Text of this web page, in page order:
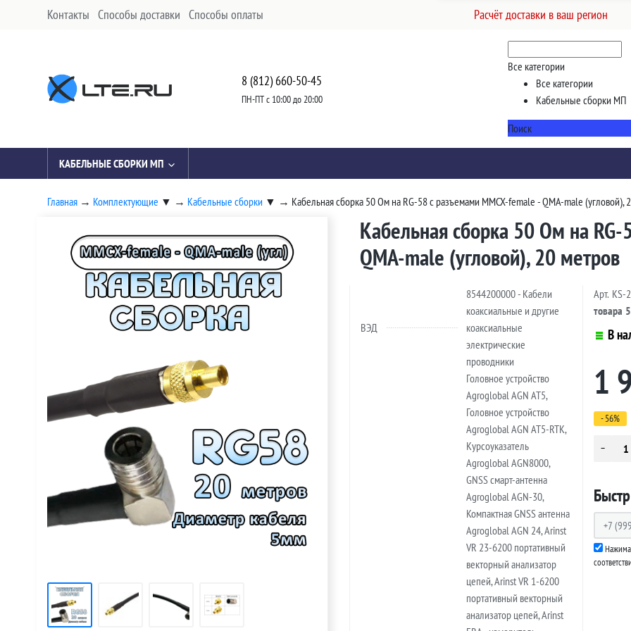
Контакты Способы доставки Способы оплаты Расчёт доставки в ваш регион
8 (812) 660-50-45
ПН-ПТ с 10:00 до 20:00
Все категории
Все категории
Кабельные сборки МП
Поиск
КАБЕЛЬНЫЕ СБОРКИ МП
Главная → Комплектующие ▼ → Кабельные сборки ▼ → Кабельная сборка 50 Ом на RG-58 с разъемами MMCX-female - QMA-male (угловой),
Кабельная сборка 50 Ом на
QMA-male (угловой), 20 метров
ВЭД
8544200000 - Кабели
коаксиальные и другие
коаксиальные
электрические
проводники
Головное устройство
Agroglobal AGN AT5,
Головное устройство
Agroglobal AGN AT5-RTK,
Курсоуказатель
Agroglobal AGN8000,
GNSS смарт-антенна
Agroglobal AGN-30,
Компактная GNSS антенна
Agroglobal AGN 24, Arinst
VR 23-6200 портативный
векторный анализатор
цепей, Arinst VR 1-6200
портативный векторный
анализатор цепей, Arinst
Арт. KS-
товара
В
1
- 56%